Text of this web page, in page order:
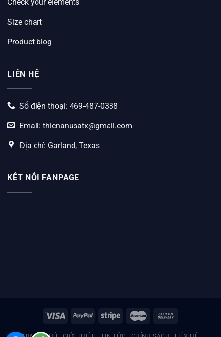
Check your elements
Size chart
Product blog
LIÊN HỆ
Số điện thoại: 469-487-0338
Email: thienanusatx@gmail.com
Địa chỉ: Garland, Texas
KẾT NỐI FANPAGE